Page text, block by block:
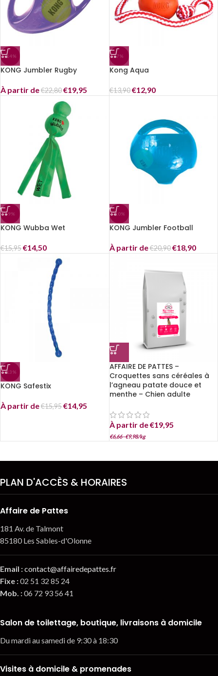
-14%
KONG Jumbler Rugby
À partir de€22,80€19,95
-7%
Kong Aqua
€13,90 €12,90
-9%
KONG Wubba Wet
€15,95€14,50
-10%
KONG Jumbler Football
À partir de€20,90 €18,90
-13%
KONG Safestix
À partir de€15,95€14,95
AFFAIRE DE PATTES –
Croquettes sans céréales à
l’agneau patate douce et
menthe – Chien adulte
À partir de€19,95
€6,66–€9,98/kg
PLAN D'ACCÈS & HORAIRES
Affaire de Pattes
181 Av. de Talmont
85180 Les Sables-d'Olonne
Email :contact@affairedepattes.fr
Fixe :02 51 32 85 24
Mob. :06 72 93 56 41
Salon de toilettage, boutique, livraisons à domicile
Du mardi au samedi de 9:30 à 18:30
Visites à domicile & promenades